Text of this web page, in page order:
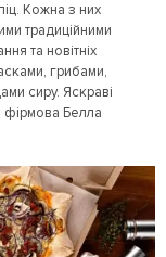
Кожна з них
традиційними
та новітніх
грибами,
сиру. Яскраві
фірмова Белла